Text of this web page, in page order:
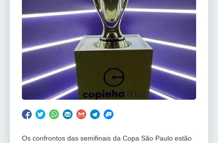
Os confrontos das semifinais da Copa São Paulo estão